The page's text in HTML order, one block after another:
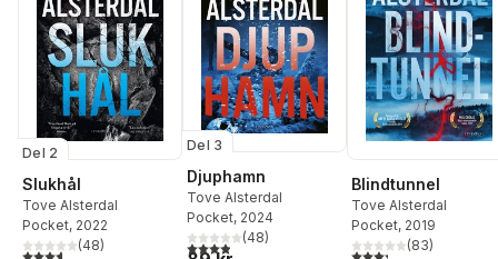
Del 2
Slukhål
Tove Alsterdal
Pocket, 2022
3,6utav 5 stjärnor. Totalt antal röster:
(48)
Del 3
Djuphamn
Tove Alsterdal
Pocket, 2024
3,9utav 5 stjärnor. Totalt antal röster:
(48)
Blindtunnel
Tove Alsterdal
Pocket, 2019
3,3utav 5 stjärnor.
(83)